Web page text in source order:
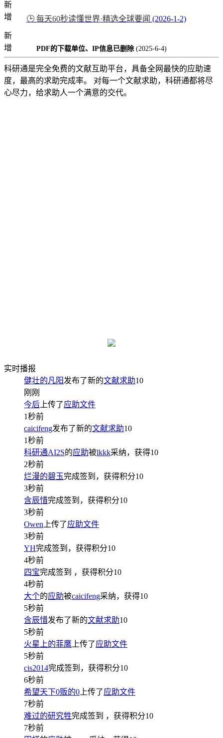
新
增
🕒 每天60秒读懂世界·精选全球要闻 (2026-1-2)
新
增
PDF的下载单位、IP信息已删除 (2025-6-4)
科研通是完全免费的文献互助平台，具备全网最快的应助速
度，最高的求助完成率。 对每一个文献求助，科研通都将尽
心尽力，给求助人一个满意的交代。
实时播报
健壮的凡阳发布了新的文献求助10
刚刚
今后 上传了应助文件
1秒前
caicifeng发布了新的文献求助10
1秒前
科研通AI2S的应助被lkkk采纳，获得10
2秒前
烂漫的碧玉完成签到，获得积分10
3秒前
含辰惜完成签到，获得积分10
3秒前
Owen 上传了应助文件
3秒前
YH完成签到，获得积分10
4秒前
四宝完成签到 ，获得积分10
4秒前
大个的应助被caicifeng采纳，获得10
5秒前
含辰惜发布了新的文献求助10
5秒前
火星上的菲鹰 上传了应助文件
5秒前
cis2014完成签到，获得积分10
6秒前
希望天下0贩的0 上传了应助文件
7秒前
难过的研究牲完成签到 ，获得积分10
7秒前